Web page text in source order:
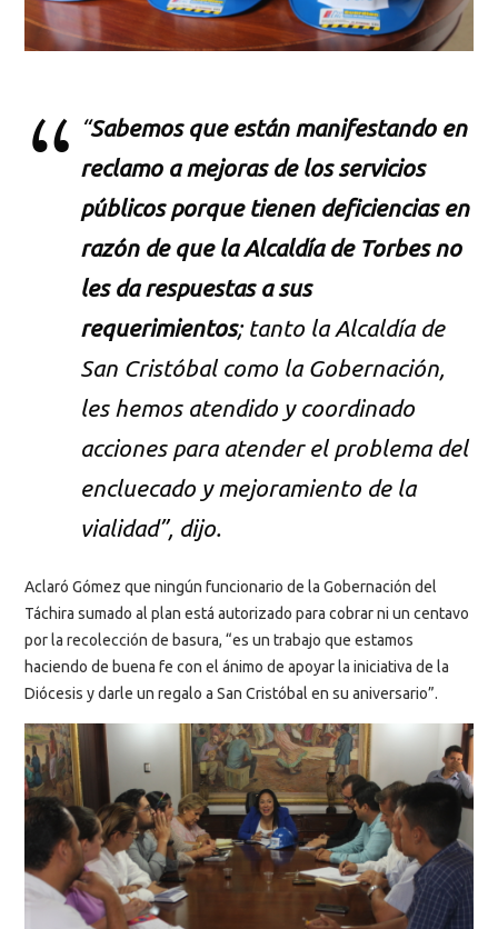
“Sabemos que están manifestando en
reclamo a mejoras de los servicios
públicos porque tienen deficiencias en
razón de que la Alcaldía de Torbes no
les da respuestas a sus
requerimientos; tanto la Alcaldía de
San Cristóbal como la Gobernación,
les hemos atendido y coordinado
acciones para atender el problema del
encluecado y mejoramiento de la
vialidad”, dijo.
Aclaró Gómez que ningún funcionario de la Gobernación del
Táchira sumado al plan está autorizado para cobrar ni un centavo
por la recolección de basura, “es un trabajo que estamos
haciendo de buena fe con el ánimo de apoyar la iniciativa de la
Diócesis y darle un regalo a San Cristóbal en su aniversario”.